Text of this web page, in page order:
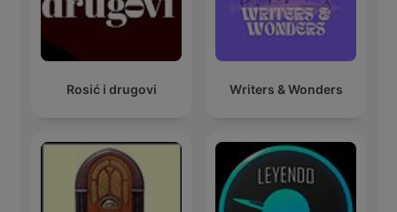
Rosić i drugovi Writers & Wonders